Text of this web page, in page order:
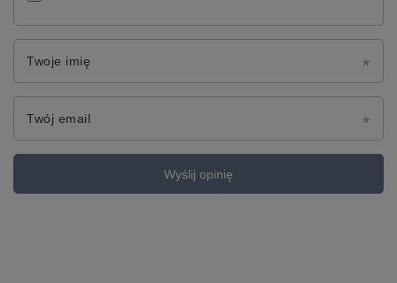
Twoje imię
Twój email
Wyślij opinię